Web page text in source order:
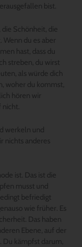
bist.
Schönheit, die
du es aber
hast, dass du
streben, du wirst
als würde dich
woher du kommst,
hören wir
nicht.
werkeln und
nichts anderes
ist. Das ist die
musst und
befriedigt
wie früher. Es
Das haben
Ebene, auf der
Du kämpfst darum,